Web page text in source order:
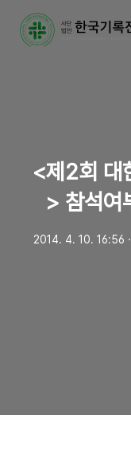
<제2회 대
> 참석여
2014. 4. 10. 16:56 ㆍ